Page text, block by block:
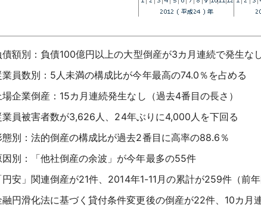
債額別：負債100億円以上の大型倒産が3カ月連続で発生な
業員数別：5人未満の構成比が今年最高の74.0％を占める
場企業倒産：15カ月連続発生なし（過去4番目の長さ）
業員被害者数が3,626人、24年ぶりに4,000人を下回る
態別：法的倒産の構成比が過去2番目に高率の88.6％
因別：「他社倒産の余波」が今年最多の55件
円安」関連倒産が21件、2014年1-11月の累計が259件（前年
融円滑化法に基づく貸付条件変更後の倒産が22件、10カ月